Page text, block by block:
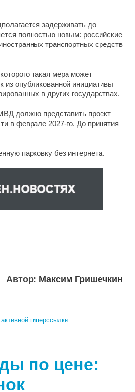
задерживать до
полностью новым: российские
транспортных средств
такая мера может
из опубликованной инициативы
в других государствах.
должно представить проект
в феврале 2027-го. До принятия
парковку без интернета.
Автор: Максим Гришечкин
активной гиперссылки.
по цене: